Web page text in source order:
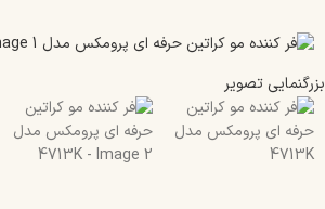
بزرگنمایی تصویر